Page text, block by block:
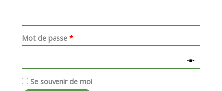
Mot de passe *Obligatoire
Se souvenir de moi